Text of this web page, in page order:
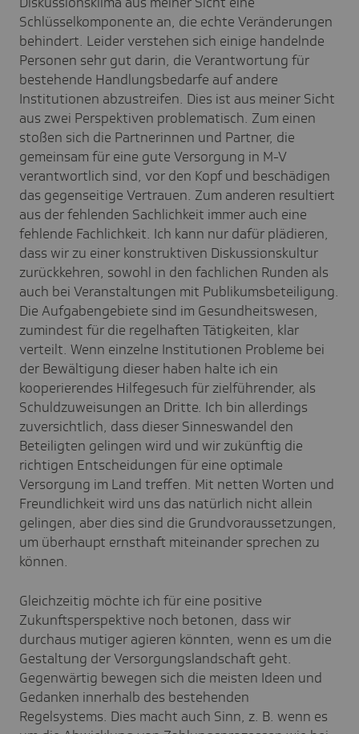
Schlüsselkomponente an, die echte Veränderungen
behindert. Leider verstehen sich einige handelnde
Personen sehr gut darin, die Verantwortung für
bestehende Handlungsbedarfe auf andere
Institutionen abzustreifen. Dies ist aus meiner Sicht
aus zwei Perspektiven problematisch. Zum einen
stoßen sich die Partnerinnen und Partner, die
gemeinsam für eine gute Versorgung in M-V
verantwortlich sind, vor den Kopf und beschädigen
das gegenseitige Vertrauen. Zum anderen resultiert
aus der fehlenden Sachlichkeit immer auch eine
fehlende Fachlichkeit. Ich kann nur dafür plädieren,
dass wir zu einer konstruktiven Diskussionskultur
zurückkehren, sowohl in den fachlichen Runden als
auch bei Veranstaltungen mit Publikumsbeteiligung.
Die Aufgabengebiete sind im Gesundheitswesen,
zumindest für die regelhaften Tätigkeiten, klar
verteilt. Wenn einzelne Institutionen Probleme bei
der Bewältigung dieser haben halte ich ein
kooperierendes Hilfegesuch für zielführender, als
Schuldzuweisungen an Dritte. Ich bin allerdings
zuversichtlich, dass dieser Sinneswandel den
Beteiligten gelingen wird und wir zukünftig die
richtigen Entscheidungen für eine optimale
Versorgung im Land treffen. Mit netten Worten und
Freundlichkeit wird uns das natürlich nicht allein
gelingen, aber dies sind die Grundvoraussetzungen,
um überhaupt ernsthaft miteinander sprechen zu
können.
Gleichzeitig möchte ich für eine positive
Zukunftsperspektive noch betonen, dass wir
durchaus mutiger agieren könnten, wenn es um die
Gestaltung der Versorgungslandschaft geht.
Gegenwärtig bewegen sich die meisten Ideen und
Gedanken innerhalb des bestehenden
Regelsystems. Dies macht auch Sinn, z. B. wenn es